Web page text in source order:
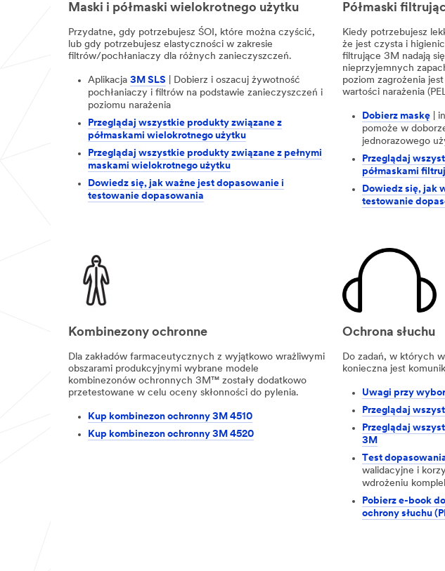
Maski i półmaski wielokrotnego użytku
Przydatne, gdy potrzebujesz ŚOI, które można czyścić,
lub gdy potrzebujesz elastyczności w zakresie
filtrów/pochłaniaczy dla różnych zanieczyszczeń.
Aplikacja 3M SLS | Dobierz i oszacuj żywotność
pochłaniaczy i filtrów na podstawie zanieczyszczeń i
poziomu narażenia
Przeglądaj wszystkie produkty związane z
półmaskami wielokrotnego użytku
Przeglądaj wszystkie produkty związane z pełnymi
maskami wielokrotnego użytku
Dowiedz się, jak ważne jest dopasowanie i
testowanie dopasowania
Półmaski
Kiedy potrzebujesz
że jest czysta i
filtrujące 3M nadają
nieprzyjemnych
poziom zagrożenia
wartości narażenia
Dobierz maskę|
pomoże w
jednorazowego
Przeglądaj
półmaskami
Dowiedz się, jak
testowanie
Kombinezony ochronne
Dla zakładów farmaceutycznych z wyjątkowo wrażliwymi
obszarami produkcyjnymi wybrane modele
kombinezonów ochronnych 3M™ zostały dodatkowo
przetestowane w celu oceny skłonności do pylenia.
Kup kombinezon ochronny 3M 4510
Kup kombinezon ochronny 3M 4520
Ochrona słuchu
Do zadań, w których
konieczna jest
Uwagi przy
Przeglądaj
Przeglądaj
3M
Test
walidacyjne i
wdrożeniu
Pobierz e-book
ochrony słuchu